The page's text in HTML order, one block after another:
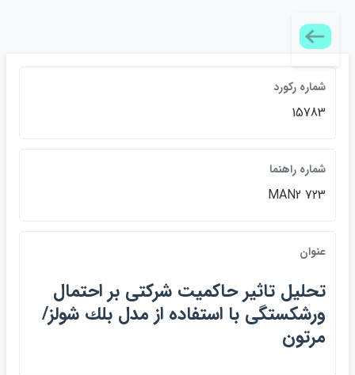
شماره ركورد
15783
شماره راهنما
MAN2 723
عنوان
تحليل تاثير حاكميت شركتي بر احتمال
ورشكستگي با استفاده از مدل بلك شولز/
مرتون